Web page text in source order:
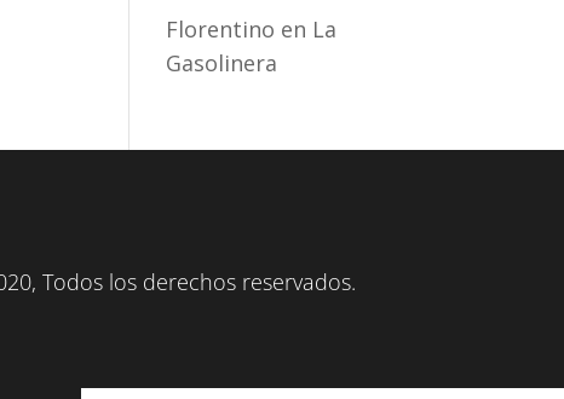
Florentino en La
Gasolinera
Todos los derechos reservados.